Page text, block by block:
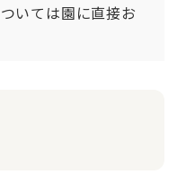
いては園に直接お